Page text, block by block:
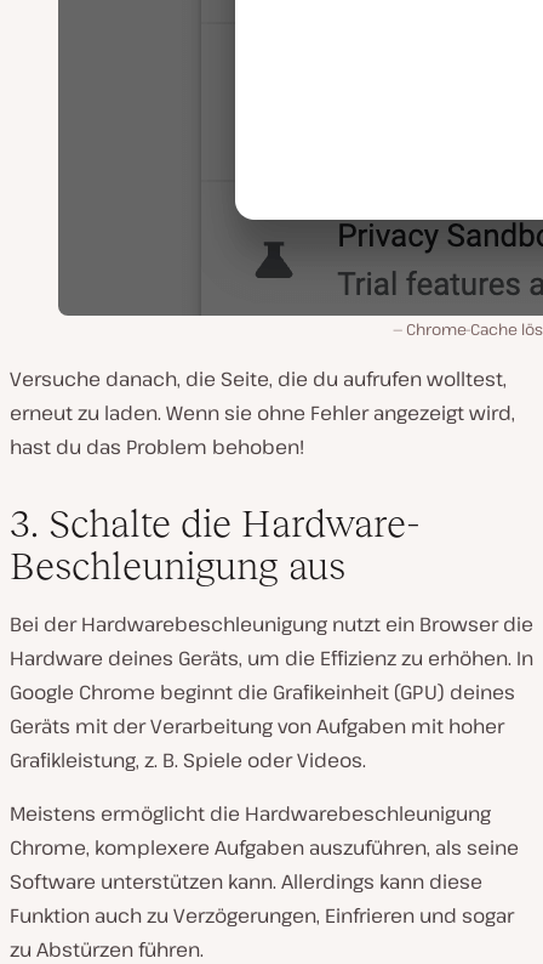
Chrome-Cache
Versuche danach, die Seite, die du aufrufen wolltest,
erneut zu laden. Wenn sie ohne Fehler angezeigt wird,
hast du das Problem behoben!
3. Schalte die Hardware-
Beschleunigung aus
Bei der Hardwarebeschleunigung nutzt ein Browser die
Hardware deines Geräts, um die Effizienz zu erhöhen. In
Google Chrome beginnt die Grafikeinheit (GPU) deines
Geräts mit der Verarbeitung von Aufgaben mit hoher
Grafikleistung, z. B. Spiele oder Videos.
Meistens ermöglicht die Hardwarebeschleunigung
Chrome, komplexere Aufgaben auszuführen, als seine
Software unterstützen kann. Allerdings kann diese
Funktion auch zu Verzögerungen, Einfrieren und sogar
zu Abstürzen führen.